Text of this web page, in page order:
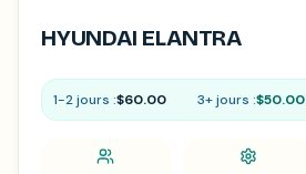
HYUNDAI ELANTRA
1-2 jours :$60.00 3+ jours :$50.00